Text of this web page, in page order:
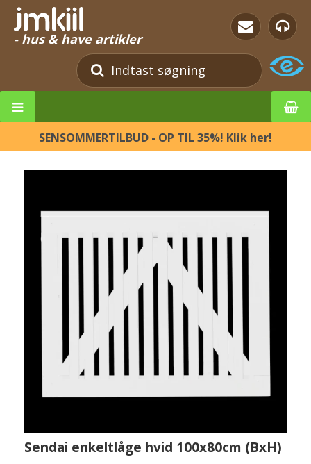
- hus & have artikler
SENSOMMERTILBUD - OP TIL 35%! Klik her!
Sendai enkeltlåge hvid 100x80cm (BxH)